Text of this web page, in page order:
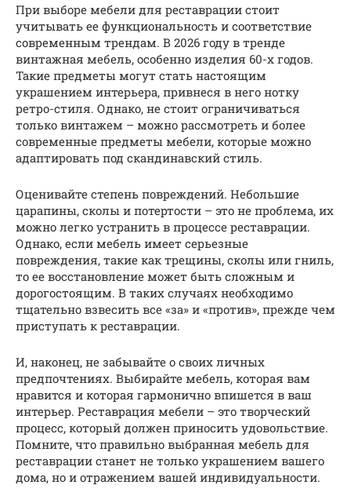
При выборе мебели для реставрации стоит
учитывать ее функциональность и соответствие
современным трендам. В 2026 году в тренде
винтажная мебель, особенно изделия 60-х годов.
Такие предметы могут стать настоящим
украшением интерьера, привнеся в него нотку
ретро-стиля. Однако, не стоит ограничиваться
только винтажем – можно рассмотреть и более
современные предметы мебели, которые можно
адаптировать под скандинавский стиль.
Оценивайте степень повреждений. Небольшие
царапины, сколы и потертости – это не проблема, их
можно легко устранить в процессе реставрации.
Однако, если мебель имеет серьезные
повреждения, такие как трещины, сколы или гниль,
то ее восстановление может быть сложным и
дорогостоящим. В таких случаях необходимо
тщательно взвесить все «за» и «против», прежде чем
приступать к реставрации.
И, наконец, не забывайте о своих личных
предпочтениях. Выбирайте мебель, которая вам
нравится и которая гармонично впишется в ваш
интерьер. Реставрация мебели – это творческий
процесс, который должен приносить удовольствие.
Помните, что правильно выбранная мебель для
реставрации станет не только украшением вашего
дома, но и отражением вашей индивидуальности.